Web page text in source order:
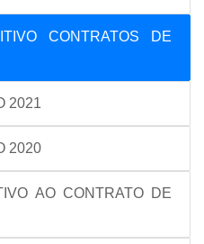
CONTRATOS DE
2021
2020
AO CONTRATO DE